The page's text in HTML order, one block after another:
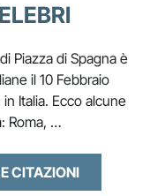
Piazza di Spagna è
il 10 Febbraio
Italia. Ecco alcune
Roma, …
CITAZIONI